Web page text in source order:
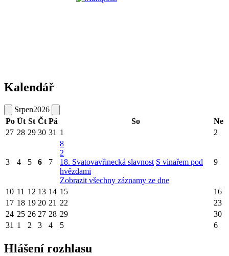
Kalendář
Srpen2026
Po Út St Čt Pá So
Ne
27 28 29 30 31 1 2
3 4 5 6 7
8
2
18. Svatovavřinecká slavnost S vinařem pod
hvězdami
Zobrazit všechny záznamy ze dne
9
10 11 12 13 14 15
16
17 18 19 20 21 22
23
24 25 26 27 28 29
30
31 1 2 3 4 5 6
Hlášení rozhlasu